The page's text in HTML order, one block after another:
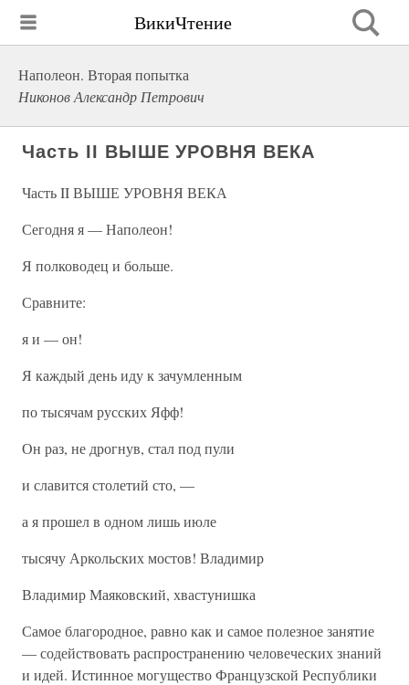
ВикиЧтение
Наполеон. Вторая попытка
Никонов Александр Петрович
Часть II ВЫШЕ УРОВНЯ ВЕКА
Часть II ВЫШЕ УРОВНЯ ВЕКА
Сегодня я — Наполеон!
Я полководец и больше.
Сравните:
я и — он!
Я каждый день иду к зачумленным
по тысячам русских Яфф!
Он раз, не дрогнув, стал под пули
и славится столетий сто, —
а я прошел в одном лишь июле
тысячу Аркольских мостов! Владимир
Владимир Маяковский, хвастунишка
Самое благородное, равно как и самое полезное занятие
— содействовать распространению человеческих знаний
и идей. Истинное могущество Французской Республики